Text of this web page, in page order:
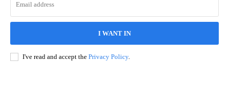
I WANT IN
I've read and accept the Privacy Policy.